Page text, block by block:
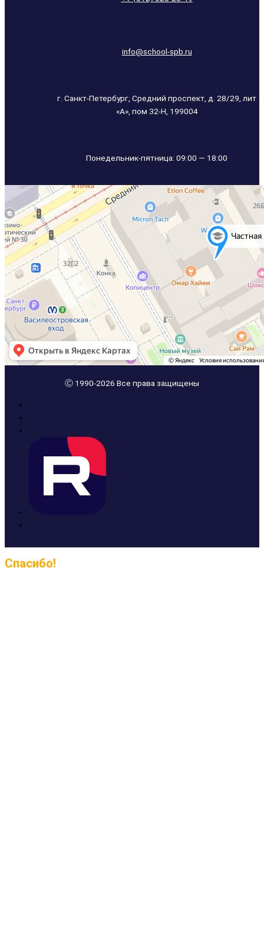
info@school-spb.ru
г. Санкт-Петербург, Средний проспект, д. 28/29, лит
«А», пом 32-Н, 199004
Понедельник-пятница: 09:00 — 18:00
Ⓒ 1990-2026 Все права защищены
Спасибо!